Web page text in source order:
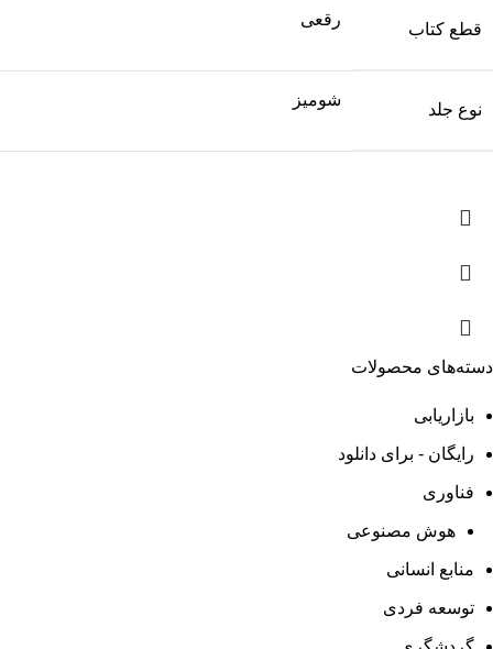
قطع کتاب
رقعی
نوع جلد
شومیز
دسته‌های محصولات
بازاریابی
رایگان - برای دانلود
فناوری
هوش مصنوعی
منابع انسانی
توسعه فردی